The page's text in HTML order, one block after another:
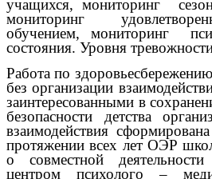
учащихся, мониторинг
мониторинг
обучением, мониторинг
состояния. Уровня
Работа по
без организации
заинтересованными в
безопасности детства
взаимодействия
протяжении всех лет ОЭР
о совместной
центром психолого –